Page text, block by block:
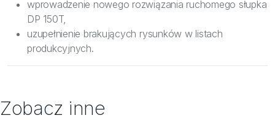
wprowadzenie nowego rozwiązania ruchomego słupka
DP 150T,
uzupełnienie brakujących rysunków w listach
produkcyjnych.
Zobacz inne